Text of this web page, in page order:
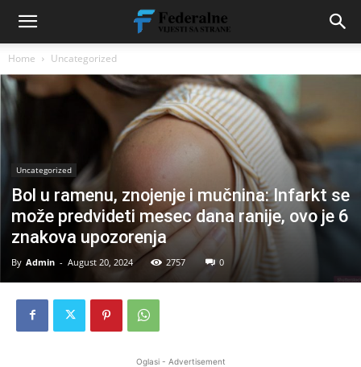
Home Uncategorized
Uncategorized
Bol u ramenu, znojenje i mučnina: Infarkt se
može predvideti mesec dana ranije, ovo je 6
znakova upozorenja
By Admin - August 20, 2024 2757 0
Oglasi - Advertisement